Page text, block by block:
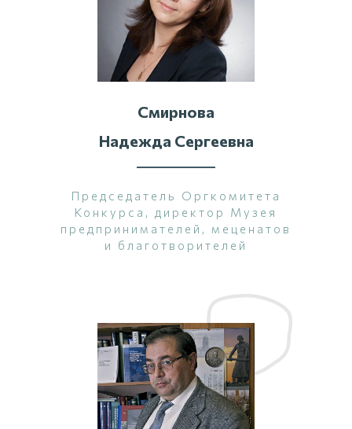
Смирнова
Надежда Сергеевна
Председатель Оргкомитета
Конкурса, директор Музея
предпринимателей, меценатов
и благотворителей